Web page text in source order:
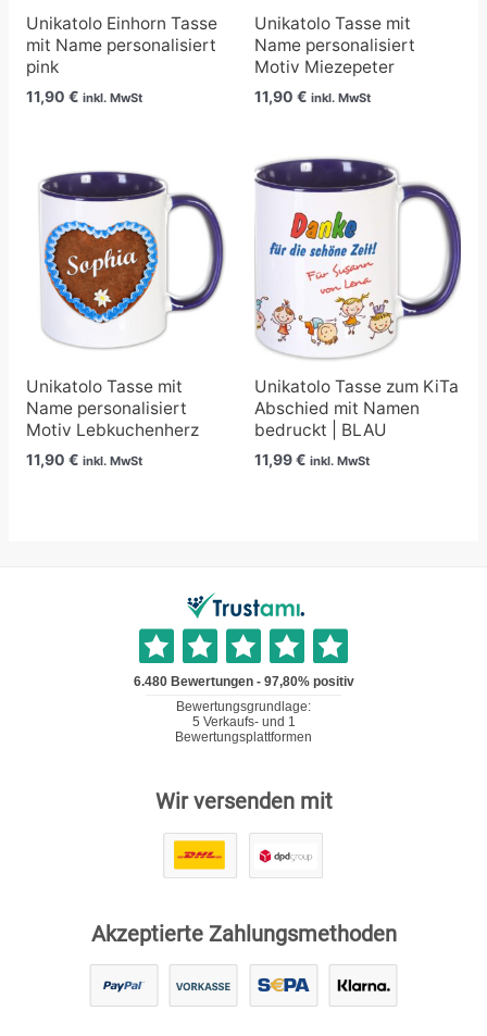
Unikatolo Einhorn Tasse
mit Name personalisiert
pink
11,90 € inkl. MwSt
Unikatolo Tasse mit
Name personalisiert
Motiv Miezepeter
11,90 € inkl. MwSt
Unikatolo Tasse mit
Name personalisiert
Motiv Lebkuchenherz
11,90 € inkl. MwSt
Unikatolo Tasse zum KiTa
Abschied mit Namen
bedruckt | BLAU
11,99€ inkl. MwSt
Wir versenden mit
Akzeptierte Zahlungsmethoden